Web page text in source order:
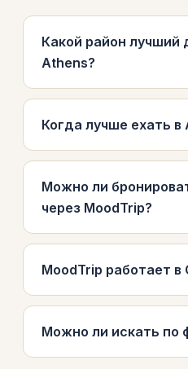
Какой район лучший
Athens?
Когда лучше ехать в
Можно ли
через MoodTrip?
MoodTrip работает в
Можно ли искать по